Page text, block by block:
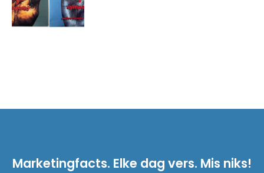
Marketingfacts. Elke dag vers. Mis niks!